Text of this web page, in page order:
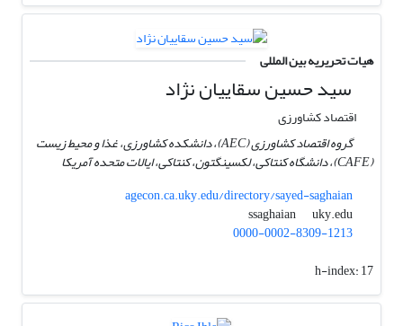
هیات تحریریه بین المللی
سید حسین سقاییان نژاد
اقتصاد کشاورزی
گروه اقتصاد کشاورزی (AEC)، دانشکده کشاورزی، غذا و محیط زیست
(CAFE)، دانشگاه کنتاکی، لکسینگتون، کنتاکی، ایالات متحده آمریکا
agecon.ca.uky.edu/directory/sayed-saghaian
ssaghaian
uky.edu
0000-0002-8309-1213
h-index:17